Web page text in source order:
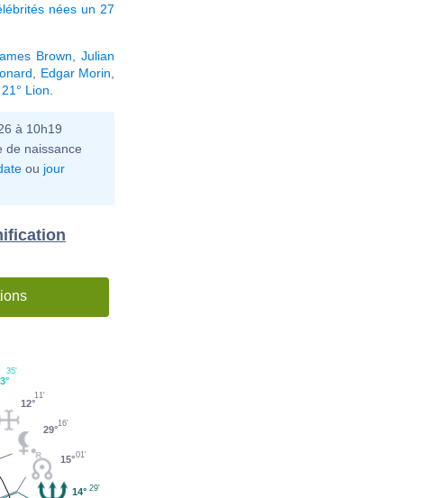
nées un 27
Brown ,Julian
Edgar Morin
Lion
à 10h19
de naissance
ou jour
14° 29'
15°01'
29°
16'
12°
11'
35'